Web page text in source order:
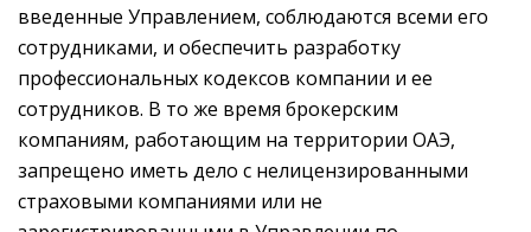
введенные Управлением, соблюдаются всеми его
сотрудниками, и обеспечить разработку
профессиональных кодексов компании и ее
сотрудников. В то же время брокерским
компаниям, работающим на территории ОАЭ,
запрещено иметь дело с нелицензированными
страховыми компаниями или не